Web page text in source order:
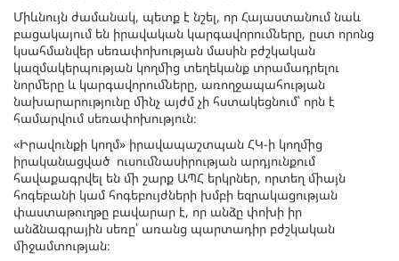
Միևնույն ժամանակ, պետք է նշել, որ Հայաստանում նաև
բացակայում են իրավական կարգավորումները, ըստ որոնց
կսահմանվեր սեռափոխության մասին բժշկական
կազմակերպության կողմից տեղեկանք տրամադրելու
նորմերը և կարգավորումները, առողջապահության
նախարարությունը մինչ այժմ չի հստակեցնում՝ որն է
համարվում սեռափոխություն։
«Իրավունքի կողմ» իրավապաշտպան ՀԿ-ի կողմից
իրականացված ուսումնասիրության արդյունքում
հավաքագրվել են մի շարք ԱՊՀ երկրներ, որտեղ միայն
հոգեբանի կամ հոգեբույժների խմբի եզրակացության
փաստաթուղթը բավարար է, որ անձը փոխի իր
անձնագրային սեռը՝ առանց պարտադիր բժշկական
միջամտության։